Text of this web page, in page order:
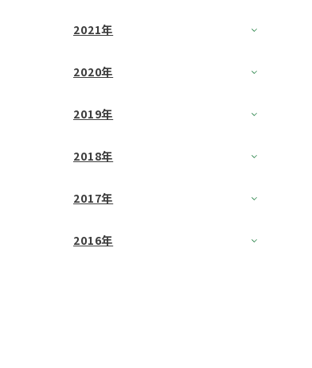
2021年
2020年
2019年
2018年
2017年
2016年